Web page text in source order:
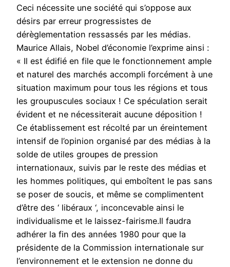
Ceci nécessite une société qui s’oppose aux
désirs par erreur progressistes de
dérèglementation ressassés par les médias.
Maurice Allais, Nobel d’économie l’exprime ainsi :
« Il est édifié en file que le fonctionnement ample
et naturel des marchés accompli forcément à une
situation maximum pour tous les régions et tous
les groupuscules sociaux ! Ce spéculation serait
évident et ne nécessiterait aucune déposition !
Ce établissement est récolté par un éreintement
intensif de l’opinion organisé par des médias à la
solde de utiles groupes de pression
internationaux, suivis par le reste des médias et
les hommes politiques, qui emboîtent le pas sans
se poser de soucis, et même se complimentent
d’être des ‘ libéraux ‘, inconcevable ainsi le
individualisme et le laissez-fairisme.Il faudra
adhérer la fin des années 1980 pour que la
présidente de la Commission internationale sur
l’environnement et le extension ne donne du